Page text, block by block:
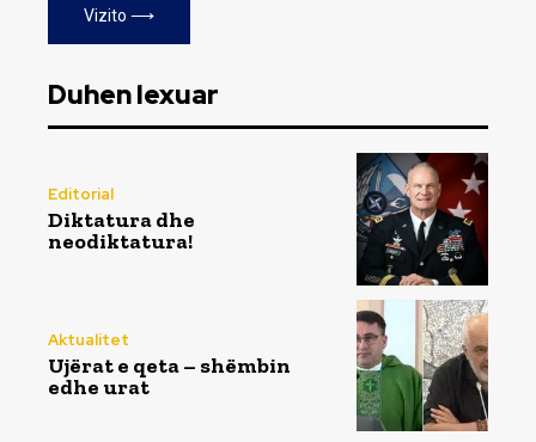
Vizito ⟶
Duhen lexuar
Editorial
Diktatura dhe
neodiktatura!
Aktualitet
Ujërat e qeta – shëmbin
edhe urat